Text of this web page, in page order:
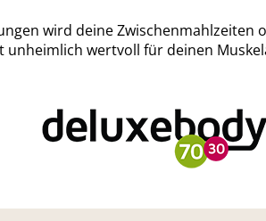
wird deine Zwischenmahlzeiten
wertvoll für deinen